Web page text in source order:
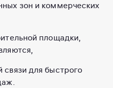
зон и коммерческих
площадки,
для быстрого